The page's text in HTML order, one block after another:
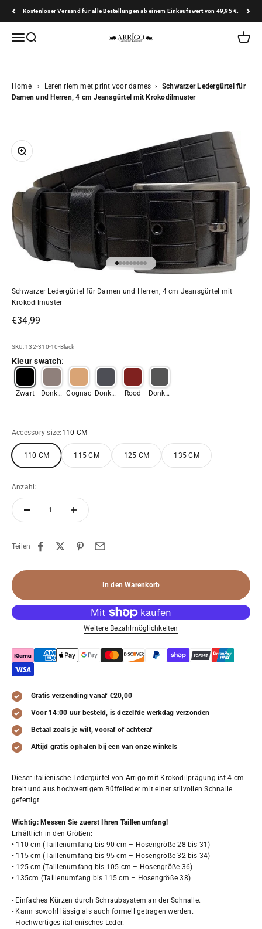
Kostenloser Versand für alle Bestellungen ab einem Einkaufswert von 49,95 €.
Navigationsmenü öffnen
Suche öffnen Arrigo.nl
Home › Leren riem met print voor dames ›
Schwarzer Ledergürtel für
Damen und Herren, 4 cm Jeansgürtel mit Krokodilmuster
Bild vergrößern
Gehe zu Element 1
Gehe zu Element 2
Gehe zu Element 3
Gehe zu Element 4
Gehe zu Element 5
Gehe zu Element 6
Gehe zu Element 7
Gehe zu Element 8
Gehe zu Element 9
Schwarzer Ledergürtel für Damen und Herren, 4 cm Jeansgürtel mit
Krokodilmuster
Angebot
€34,99
SKU: 132-310-10-Black
Kleur swatch:
Zwart
Donker Cognac Donker
Rood
Donker
Accessory size: 110 CM
110 CM 115 CM 125 CM 135 CM
Anzahl:
Teilen
In den Warenkorb
Weitere Bezahlmöglichkeiten
Gratis verzending vanaf €20,00
Voor 14:00 uur besteld, is dezelfde werkdag verzonden
Betaal zoals je wilt, vooraf of achteraf
Altijd gratis ophalen bij een van onze winkels
Dieser italienische Ledergürtel von Arrigo mit Krokodilprägung ist 4 cm
breit und aus hochwertigem Büffelleder mit einer stilvollen Schnalle
gefertigt.
Wichtig: Messen Sie zuerst Ihren Taillenumfang!
Erhältlich in den Größen:
• 110 cm (Taillenumfang bis 90 cm – Hosengröße 28 bis 31)
• 115 cm (Taillenumfang bis 95 cm – Hosengröße 32 bis 34)
• 125 cm (Taillenumfang bis 105 cm – Hosengröße 36)
• 135cm (Taillenumfang bis 115 cm – Hosengröße 38)
- Einfaches Kürzen durch Schraubsystem an der Schnalle.
- Kann sowohl lässig als auch formell getragen werden.
- Hochwertiges italienisches Leder.